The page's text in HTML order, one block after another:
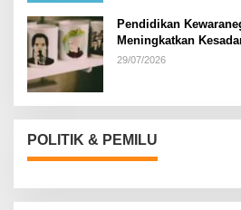
Pendidikan
Meningkatkan
Bernegara di…
29/07/2026
POLITIK & PEMILU